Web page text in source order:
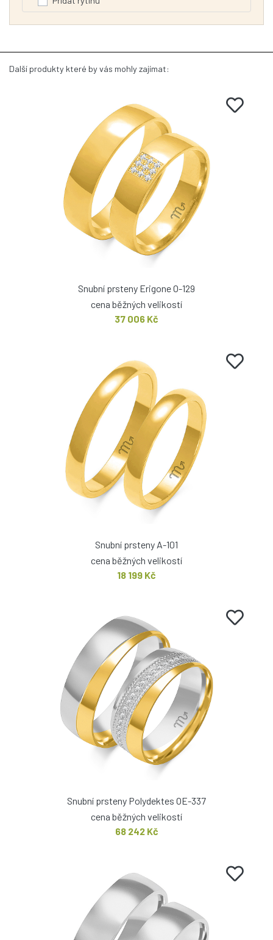
Další produkty které by vás mohly zajímat:
Snubní prsteny Erigone O-129
cena běžných velikostí
37 006 Kč
Snubní prsteny A-101
cena běžných velikostí
18 199 Kč
Snubní prsteny Polydektes OE-337
cena běžných velikostí
68 242 Kč